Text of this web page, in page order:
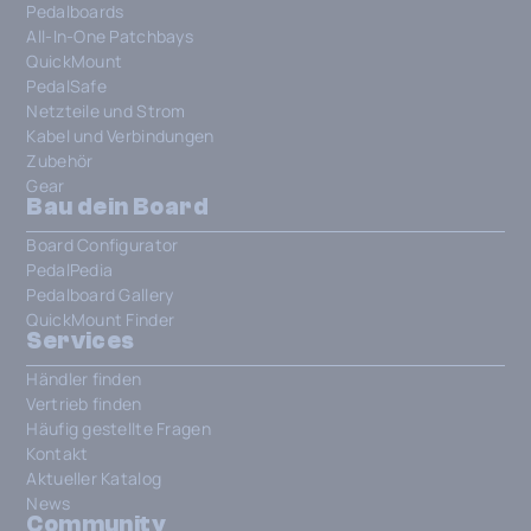
Pedalboards
All-In-One Patchbays
QuickMount
PedalSafe
Netzteile und Strom
Kabel und Verbindungen
Zubehör
Gear
Bau dein Board
Board Configurator
PedalPedia
Pedalboard Gallery
QuickMount Finder
Services
Händler finden
Vertrieb finden
Häufig gestellte Fragen
Kontakt
Aktueller Katalog
News
Community